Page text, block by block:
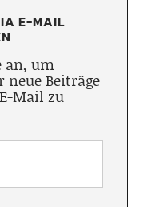
E-MAIL
an, um
Beiträge
Mail zu